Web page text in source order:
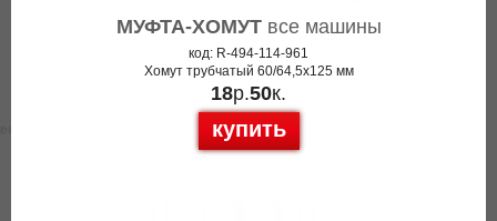
МУФТА-ХОМУТвсе машины
код: R-494-114-961
Хомут трубчатый 60/64,5x125 мм
18р.50к.
купить